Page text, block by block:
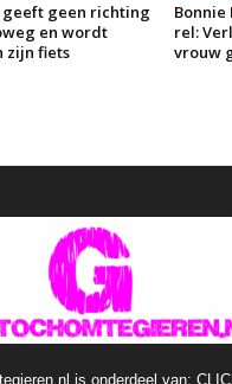
geen richting
en wordt
zijn fiets
rel:
vrouw
is onderdeel van: